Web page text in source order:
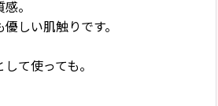
。
しい肌触りです。
て使っても。